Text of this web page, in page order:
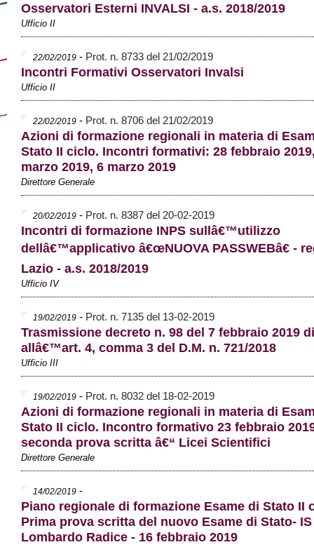
Osservatori Esterni INVALSI - a.s. 2018/2019
Ufficio II
22/02/2019 - Prot. n. 8733 del 21/02/2019
Incontri Formativi Osservatori Invalsi
Ufficio II
22/02/2019 - Prot. n. 8706 del 21/02/2019
Azioni di formazione regionali in materia di
Stato II ciclo. Incontri formativi: 28 febbraio
marzo 2019, 6 marzo 2019
Direttore Generale
20/02/2019 - Prot. n. 8387 del 20-02-2019
Incontri di formazione INPS sullâ€™utilizzo
dellâ€™applicativo â€œNUOVA PASSWEBâ€ -
Lazio - a.s. 2018/2019
Ufficio IV
19/02/2019 - Prot. n. 7135 del 13-02-2019
Trasmissione decreto n. 98 del 7 febbraio 2019
allâ€™art. 4, comma 3 del D.M. n. 721/2018
Ufficio III
19/02/2019 - Prot. n. 8032 del 18-02-2019
Azioni di formazione regionali in materia di
Stato II ciclo. Incontro formativo 23 febbraio
seconda prova scritta â€“ Licei Scientifici
Direttore Generale
14/02/2019 -
Piano regionale di formazione Esame di Stato II
Prima prova scritta del nuovo Esame di Stato-
Lombardo Radice - 16 febbraio 2019